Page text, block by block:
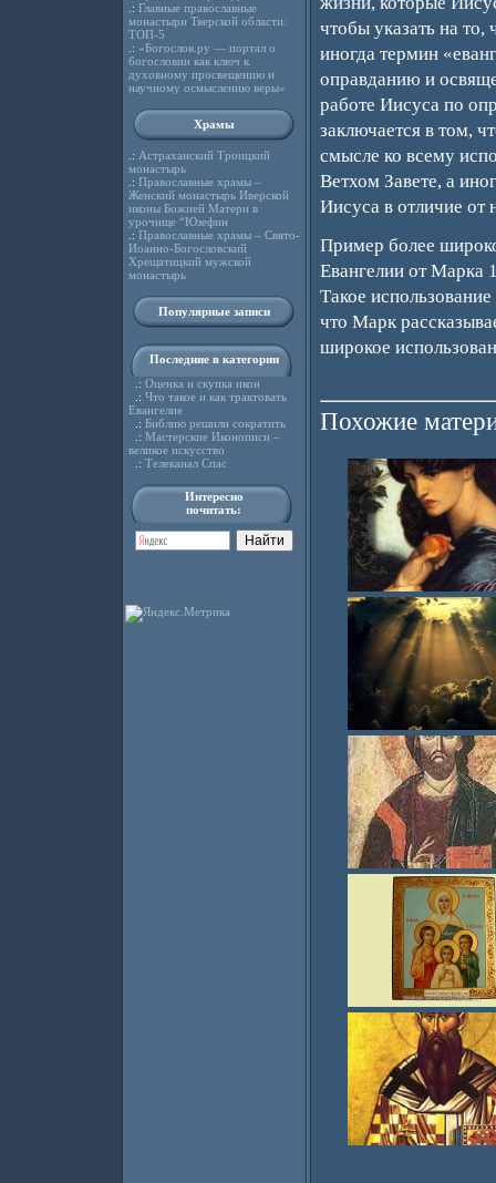
.: Главные православные
монастыри Тверской области:
ТОП-5
.: «Богослов.ру — портал о
богословии как ключ к
духовному просвещению и
научному осмыслению веры»
Храмы
.: Астраханский Троицкий
монастырь
.: Православные храмы –
Женский монастырь Иверской
иконы Божией Матери в
урочище “Юзефин
.: Православные храмы – Свято-
Иоанно-Богословский
Хрещатицкий мужской
монастырь
Популярные записи
Последние в категории
.: Оценка и скупка икон
.: Что такое и как трактовать
Евангелие
.: Библию решили сократить
.: Мастерские Иконописи –
великое искусство
.: Телеканал Спас
Интересно
почитать:
чтобы указать на
иногда термин
оправданию и
работе Иисуса по
заключается в том,
смысле ко всему
Ветхом Завете, а
Иисуса в отличие от
Пример более
Евангелии от Марка
Такое
что Марк
широкое
Похожие